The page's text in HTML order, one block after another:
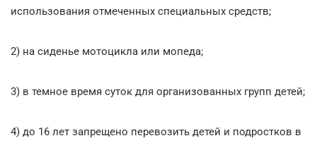
использования отмеченных специальных средств;
2) на сиденье мотоцикла или мопеда;
3) в темное время суток для организованных групп детей;
4) до 16 лет запрещено перевозить детей и подростков в